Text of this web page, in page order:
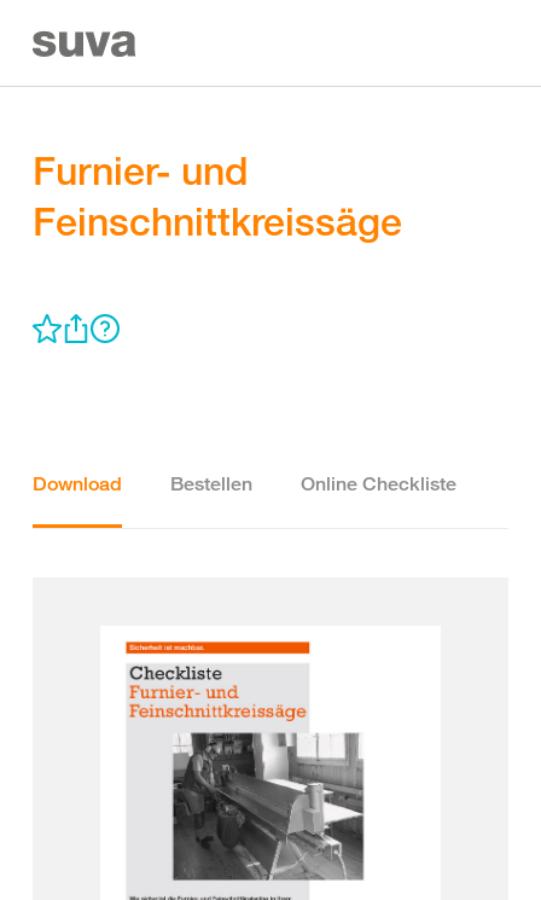
Furnier- und
Feinschnittkreissäge
Download Bestellen Online Checkliste